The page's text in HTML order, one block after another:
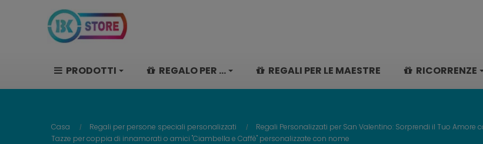
PRODOTTI REGALO PER ... REGALI PER LE MAESTRE RICORRENZE
Casa Regali per persone speciali personalizzati
Regali Personalizzati per San Valentino: Sorprendi il Tuo Amore
Tazze per coppia di innamorati o amici "Ciambella e Caffè" personalizzate con nome